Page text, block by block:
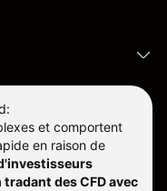
et comportent
en raison de
des CFD avec